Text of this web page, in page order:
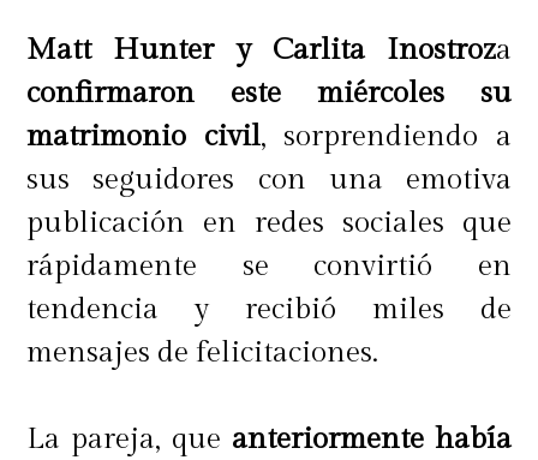
Matt Hunter y Carlita Inostroza
confirmaron este miércoles su
matrimonio civil, sorprendiendo a
sus seguidores con una emotiva
publicación en redes sociales que
rápidamente se convirtió en
tendencia y recibió miles de
mensajes de felicitaciones.
La pareja, que anteriormente había